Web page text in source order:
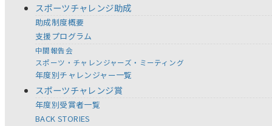
スポーツチャレンジ助成
助成制度概要
支援プログラム
中間報告会
スポーツ・チャレンジャーズ・ミーティング
年度別チャレンジャー一覧
スポーツチャレンジ賞
年度別受賞者一覧
BACK STORIES